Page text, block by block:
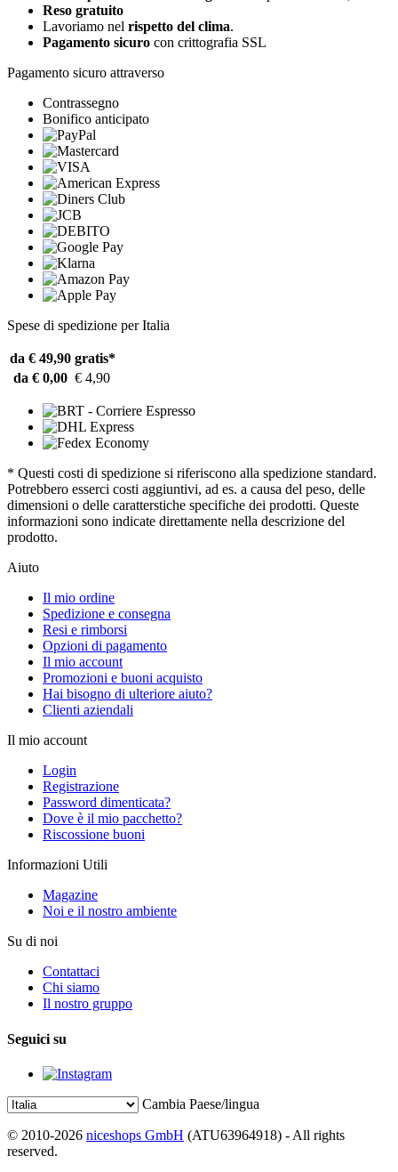
Reso gratuito
Lavoriamo nel rispetto del clima.
Pagamento sicuro con crittografia SSL
Pagamento sicuro attraverso
Contrassegno
Bonifico anticipato
Spese di spedizione per Italia
da € 49,90 gratis*
da € 0,00 € 4,90
* Questi costi di spedizione si riferiscono alla spedizione standard.
Potrebbero esserci costi aggiuntivi, ad es. a causa del peso, delle
dimensioni o delle caratterstiche specifiche dei prodotti. Queste
informazioni sono indicate direttamente nella descrizione del
prodotto.
Aiuto
Il mio ordine
Spedizione e consegna
Resi e rimborsi
Opzioni di pagamento
Il mio account
Promozioni e buoni acquisto
Hai bisogno di ulteriore aiuto?
Clienti aziendali
Il mio account
Login
Registrazione
Password dimenticata?
Dove è il mio pacchetto?
Riscossione buoni
Informazioni Utili
Magazine
Noi e il nostro ambiente
Su di noi
Contattaci
Chi siamo
Il nostro gruppo
Seguici su
Cambia Paese/lingua
© 2010-2026 niceshops GmbH (ATU63964918) - All rights
reserved.